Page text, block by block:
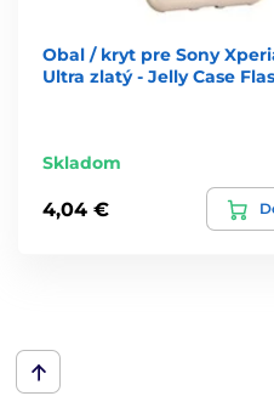
Obal / kryt pre Sony
Ultra zlatý - Jelly Case
Skladom
4,04 €